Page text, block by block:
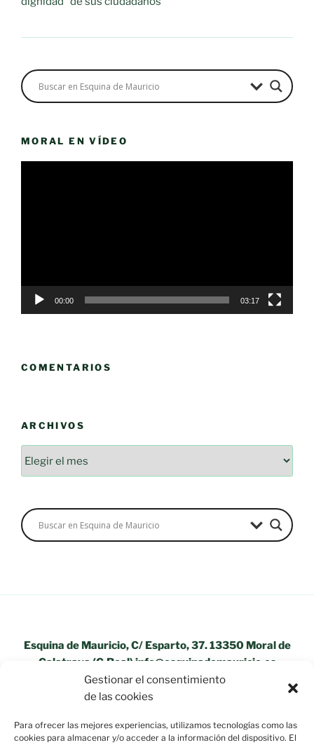
Gestionar el consentimiento
de las cookies
Para ofrecer las mejores experiencias, utilizamos tecnologías como las
cookies para almacenar y/o acceder a la información del dispositivo. El
MORAL EN VÍDEO
00:00 03:17
COMENTARIOS
ARCHIVOS
Esquina de Mauricio, C/ Esparto, 37. 13350 Moral de
Calatrava (C.Real) info@esquinademauricio.es
«Aviso Legal»